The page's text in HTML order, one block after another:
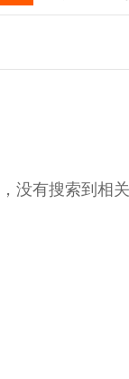
没有搜索到相